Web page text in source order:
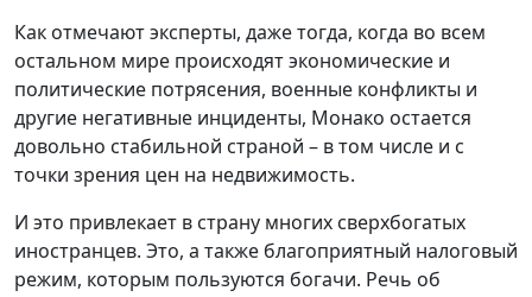
Как отмечают эксперты, даже тогда, когда во всем
остальном мире происходят экономические и
политические потрясения, военные конфликты и
другие негативные инциденты, Монако остается
довольно стабильной страной – в том числе и с
точки зрения цен на недвижимость.
И это привлекает в страну многих сверхбогатых
иностранцев. Это, а также благоприятный налоговый
режим, которым пользуются богачи. Речь об